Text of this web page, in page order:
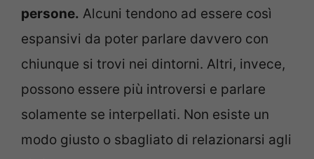
persone. Alcuni tendono ad essere così
espansivi da poter parlare davvero con
chiunque si trovi nei dintorni. Altri, invece,
possono essere più introversi e parlare
solamente se interpellati. Non esiste un
modo giusto o sbagliato di relazionarsi agli